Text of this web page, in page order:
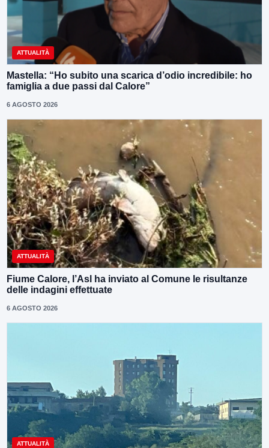
ATTUALITÀ
Mastella: “Ho subito una scarica d’odio incredibile: ho
famiglia a due passi dal Calore”
6 AGOSTO 2026
ATTUALITÀ
Fiume Calore, l’Asl ha inviato al Comune le risultanze
delle indagini effettuate
6 AGOSTO 2026
ATTUALITÀ